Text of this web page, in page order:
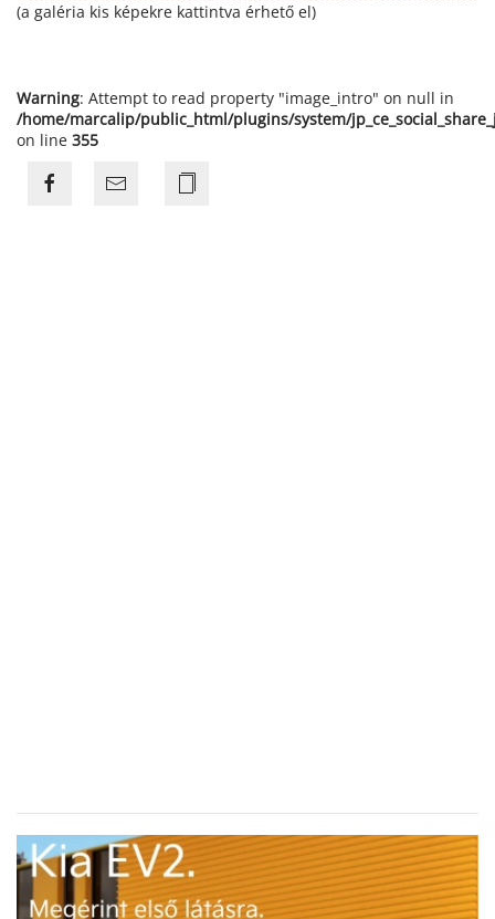
(a galéria kis képekre kattintva érhető el)
Warning: Attempt to read property "image_intro" on null in
/home/marcalip/public_html/plugins/system/
on line 355